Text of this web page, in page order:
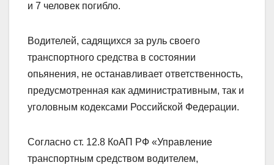
и 7 человек погибло.
Водителей, садящихся за руль своего
транспортного средства в состоянии
опьянения, не останавливает ответственность,
предусмотренная как административным, так и
уголовным кодексами Российской Федерации.
Согласно ст. 12.8 КоАП РФ «Управление
транспортным средством водителем,